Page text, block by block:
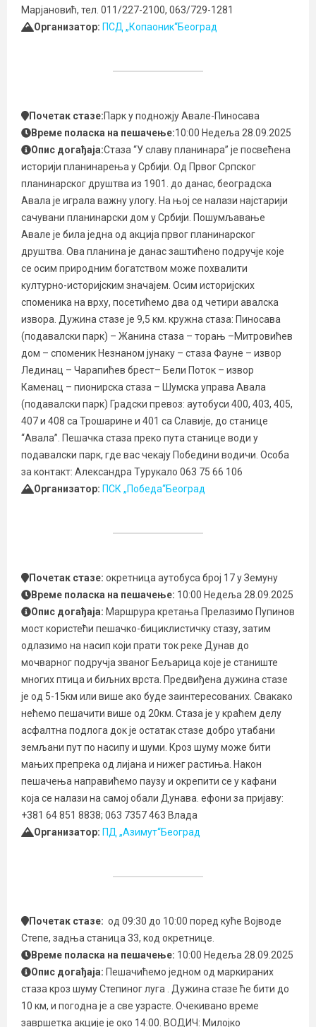
Марјановић, тел. 011/227-2100, 063/729-1281
Организатор: ПСД „Копаоник“Београд
Почетак стазе:Парк у подножју Авале-Пиносава
Време поласка на пешачење:10:00 Недеља 28.09.2025
Опис догађаја:Стаза “У славу планинара” је посвећена
историји планинарења у Србији. Од Првог Српског
планинарског друштва из 1901. до данас, београдска
Авала је играла важну улогу. На њој се налази најстарији
сачувани планинарски дом у Србији. Пошумљавање
Авале је била једна од акција првог планинарског
друштва. Ова планина је данас заштићено подручје које
се осим природним богатством може похвалити
културно-историјским значајем. Осим историјских
споменика на врху, посетићемо два од четири авалска
извора. Дужина стазе је 9,5 км. кружна стаза: Пиносава
(подавалски парк) – Жанина стаза – торањ –Митровићев
дом – споменик Незнаном јунаку – стаза Фауне – извор
Лединац – Чарапићев брест– Бели Поток – извор
Каменац – пионирска стаза – Шумска управа Авала
(подавалски парк) Градски превоз: аутобуси 400, 403, 405,
407 и 408 са Трошарине и 401 са Славије, до станице
“Авала”. Пешачка стаза преко пута станице води у
подавалски парк, где вас чекају Победини водичи. Особа
за контакт: Александра Турукало 063 75 66 106
Организатор: ПСК „Победа“Београд
Почетак стазе: окретница аутобуса број 17 у Земуну
Време поласка на пешачење: 10:00 Недеља 28.09.2025
Опис догађаја: Маршрура кретања Прелазимо Пупинов
мост користећи пешачко-бициклистичку стазу, затим
одлазимо на насип који прати ток реке Дунав до
мочварног подручја званог Бељарица које је станиште
многих птица и биљних врста. Предвиђена дужина стазе
је од 5-15км или више ако буде заинтересованих. Свакако
нећемо пешачити више од 20км. Стаза је у краћем делу
асфалтна подлога док је остатак стазе добро утабани
земљани пут по насипу и шуми. Кроз шуму може бити
мањих препрека од лијана и нижег растиња. Након
пешачења направићемо паузу и окрепити се у кафани
која се налази на самој обали Дунава. ефони за пријаву:
+381 64 851 8838; 063 7357 463 Влада
Организатор: ПД „Азимут“Београд
Почетак стазе: од 09:30 до 10:00 поред куће Војводе
Степе, задња станица 33, код окретнице.
Време поласка на пешачење: 10:00 Недеља 28.09.2025
Опис догађаја: Пешачићемо једном од маркираних
стаза кроз шуму Степиног луга . Дужина стазе ће бити до
10 км, и погодна је а све узрасте. Очекивано време
завршетка акције је око 14:00. ВОДИЧ: Милојко